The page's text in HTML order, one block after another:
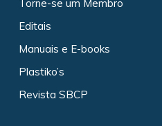
Torne-se um Membro
Editais
Manuais e E-books
Plastiko’s
Revista SBCP